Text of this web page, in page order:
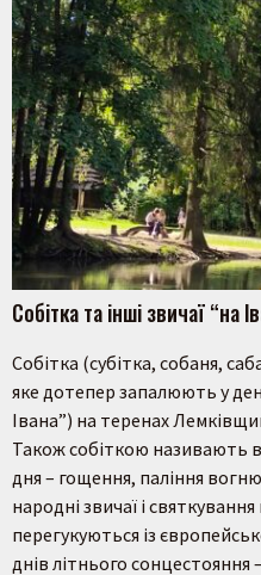
Собітка та інші звичаї “на
Собітка (субітка, собаня,
яке дотепер запалюють у
Івана”) на теренах
Також собіткою називають
дня – гощення, паління
народні звичаї і святкування
перегукуються із
днів літнього